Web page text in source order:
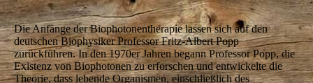
Die Anfänge der Biophotonentherapie lassen sich auf den
deutschen Biophysiker Professor Fritz-Albert Popp
zurückführen. In den 1970er Jahren begann Professor Popp, die
Existenz von Biophotonen zu erforschen und entwickelte die
Theorie, dass lebende Organismen, einschließlich des